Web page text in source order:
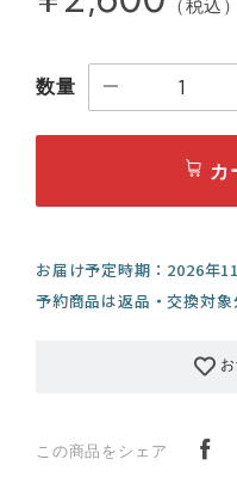
（税込）
数量
カ
お届け予定時期：2026年
予約商品は返品・交換対象
この商品をシェア